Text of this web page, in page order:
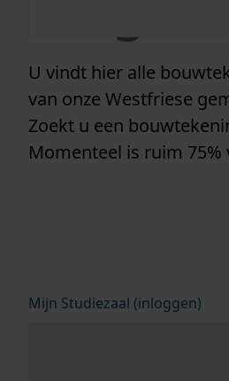
U vindt hier alle
van onze Westfriese
Zoekt u een
Momenteel is ruim
Mijn Studiezaal (inloggen)